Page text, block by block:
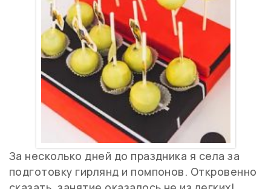
За несколько дней до праздника я села за
подготовку гирлянд и помпонов. Откровенно